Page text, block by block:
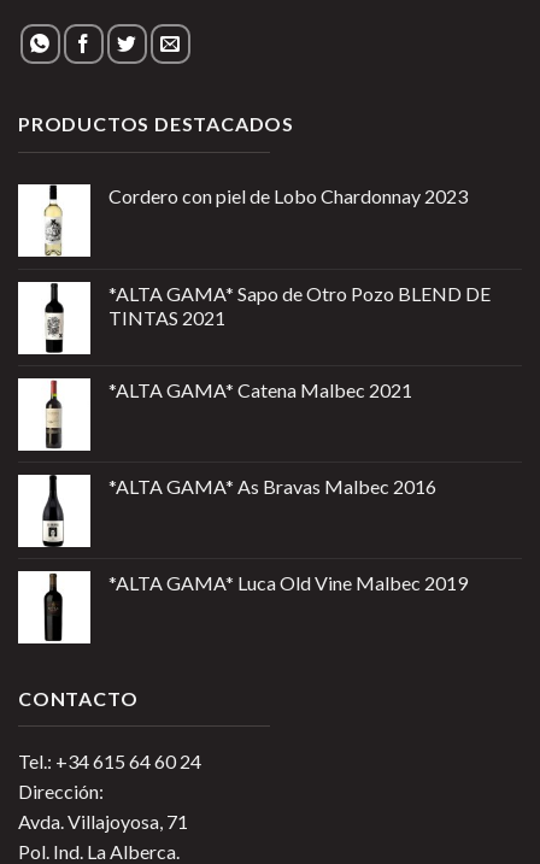
PRODUCTOS DESTACADOS
Cordero con piel de Lobo Chardonnay 2023
*ALTA GAMA* Sapo de Otro Pozo BLEND DE
TINTAS 2021
*ALTA GAMA* Catena Malbec 2021
*ALTA GAMA* As Bravas Malbec 2016
*ALTA GAMA* Luca Old Vine Malbec 2019
CONTACTO
Tel.: +34 615 64 60 24
Dirección:
Avda. Villajoyosa, 71
Pol. Ind. La Alberca.